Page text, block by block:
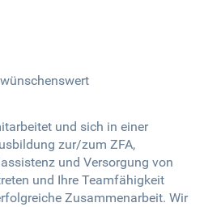
und sich in einer
zur/zum ZFA,
und Versorgung von
und Ihre Teamfähigkeit
Zusammenarbeit. Wir